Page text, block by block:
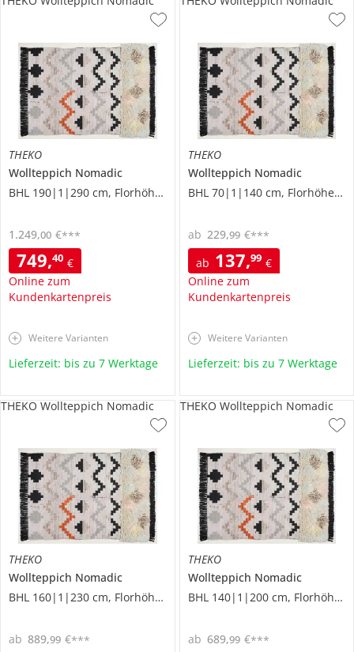
THEKO
Wollteppich Nomadic
BHL 190|1|290 cm, Florhöhe 0,7 cm
749,40 €
Online zum
Kundenkartenpreis
1.249,00 €***
Weitere Varianten
Lieferzeit: bis zu 7 Werktage
THEKO
Wollteppich Nomadic
BHL 70|1|140 cm, Florhöhe 0,7 cm
ab 137,99 €
Online zum
Kundenkartenpreis
ab 229,99 €***
Weitere Varianten
Lieferzeit: bis zu 7 Werktage
THEKO
Wollteppich Nomadic
BHL 160|1|230 cm, Florhöhe 0,7 cm
ab 889,99 €***
THEKO Wollteppich Nomadic
THEKO
Wollteppich Nomadic
BHL 140|1|200 cm, Florhöhe 0,7 cm
ab 689,99 €***
THEKO Wollteppich Nomadic